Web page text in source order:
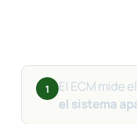
1 El ECM mide el
el sistema